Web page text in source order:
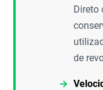
Direto
de